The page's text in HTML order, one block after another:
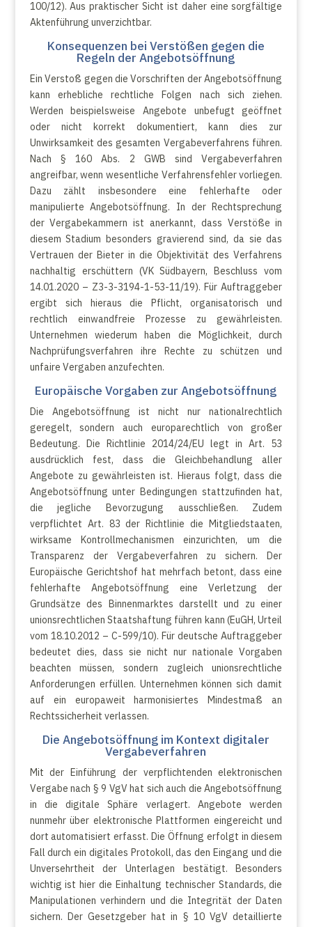
100/12). Aus praktischer Sicht ist daher eine sorgfältige
Aktenführung unverzichtbar.
Konsequenzen bei Verstößen gegen die
Regeln der Angebotsöffnung
Ein Verstoß gegen die Vorschriften der Angebotsöffnung
kann erhebliche rechtliche Folgen nach sich ziehen.
Werden beispielsweise Angebote unbefugt geöffnet
oder nicht korrekt dokumentiert, kann dies zur
Unwirksamkeit des gesamten Vergabeverfahrens führen.
Nach § 160 Abs. 2 GWB sind Vergabeverfahren
angreifbar, wenn wesentliche Verfahrensfehler vorliegen.
Dazu zählt insbesondere eine fehlerhafte oder
manipulierte Angebotsöffnung. In der Rechtsprechung
der Vergabekammern ist anerkannt, dass Verstöße in
diesem Stadium besonders gravierend sind, da sie das
Vertrauen der Bieter in die Objektivität des Verfahrens
nachhaltig erschüttern (VK Südbayern, Beschluss vom
14.01.2020 – Z3-3-3194-1-53-11/19). Für Auftraggeber
ergibt sich hieraus die Pflicht, organisatorisch und
rechtlich einwandfreie Prozesse zu gewährleisten.
Unternehmen wiederum haben die Möglichkeit, durch
Nachprüfungsverfahren ihre Rechte zu schützen und
unfaire Vergaben anzufechten.
Europäische Vorgaben zur Angebotsöffnung
Die Angebotsöffnung ist nicht nur nationalrechtlich
geregelt, sondern auch europarechtlich von großer
Bedeutung. Die Richtlinie 2014/24/EU legt in Art. 53
ausdrücklich fest, dass die Gleichbehandlung aller
Angebote zu gewährleisten ist. Hieraus folgt, dass die
Angebotsöffnung unter Bedingungen stattzufinden hat,
die jegliche Bevorzugung ausschließen. Zudem
verpflichtet Art. 83 der Richtlinie die Mitgliedstaaten,
wirksame Kontrollmechanismen einzurichten, um die
Transparenz der Vergabeverfahren zu sichern. Der
Europäische Gerichtshof hat mehrfach betont, dass eine
fehlerhafte Angebotsöffnung eine Verletzung der
Grundsätze des Binnenmarktes darstellt und zu einer
unionsrechtlichen Staatshaftung führen kann (EuGH, Urteil
vom 18.10.2012 – C-599/10). Für deutsche Auftraggeber
bedeutet dies, dass sie nicht nur nationale Vorgaben
beachten müssen, sondern zugleich unionsrechtliche
Anforderungen erfüllen. Unternehmen können sich damit
auf ein europaweit harmonisiertes Mindestmaß an
Rechtssicherheit verlassen.
Die Angebotsöffnung im Kontext digitaler
Vergabeverfahren
Mit der Einführung der verpflichtenden elektronischen
Vergabe nach § 9 VgV hat sich auch die Angebotsöffnung
in die digitale Sphäre verlagert. Angebote werden
nunmehr über elektronische Plattformen eingereicht und
dort automatisiert erfasst. Die Öffnung erfolgt in diesem
Fall durch ein digitales Protokoll, das den Eingang und die
Unversehrtheit der Unterlagen bestätigt. Besonders
wichtig ist hier die Einhaltung technischer Standards, die
Manipulationen verhindern und die Integrität der Daten
sichern. Der Gesetzgeber hat in § 10 VgV detaillierte